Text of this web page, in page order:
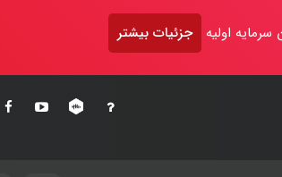
اولیه جزئیات بیشتر